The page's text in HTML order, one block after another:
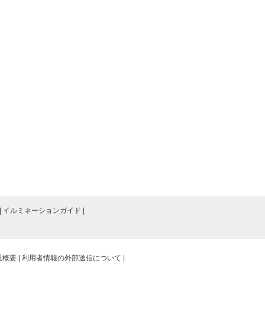
イルミネーションガイド
概要 利用者情報の外部送信について